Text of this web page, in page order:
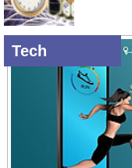
Tech